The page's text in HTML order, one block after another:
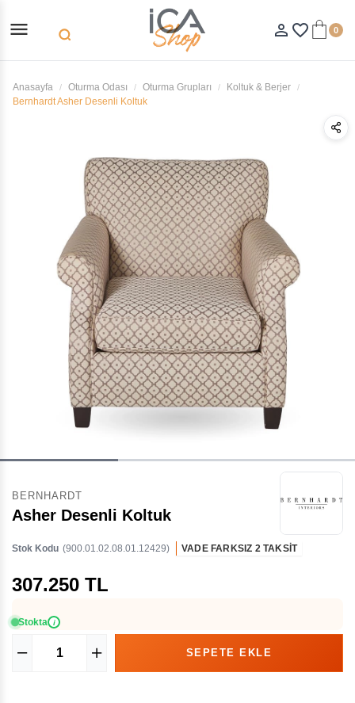
menu search person_outline favorite_border 0
Anasayfa Oturma Odası Oturma Grupları
Koltuk & Berjer
Bernhardt Asher Desenli Koltuk
BERNHARDT
Asher Desenli Koltuk
Stok Kodu (900.01.02.08.01.12429) VADE FARKSIZ 2 TAKSİT
307.250 TL
Stokta i